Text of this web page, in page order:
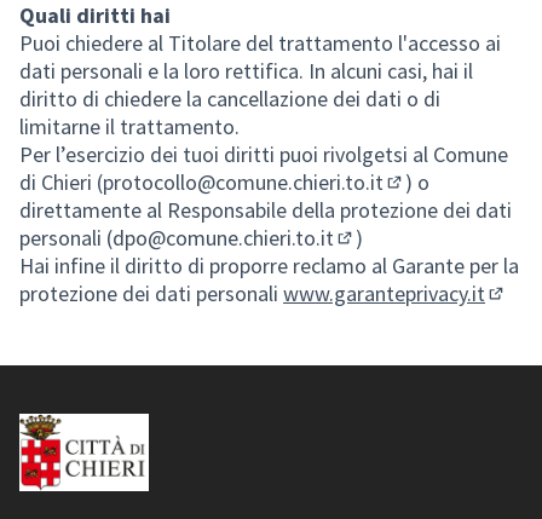
Quali diritti hai
Puoi chiedere al Titolare del trattamento l'accesso ai
dati personali e la loro rettifica. In alcuni casi, hai il
diritto di chiedere la cancellazione dei dati o di
limitarne il trattamento.
Per l’esercizio dei tuoi diritti puoi rivolgetsi al Comune
di Chieri (protocollo@comune.chieri.to.it
(Si apre in una
) o
direttamente al Responsabile della protezione dei dati
personali (dpo@comune.chieri.to.it
(Si apre in una nuova
)
Hai infine il diritto di proporre reclamo al Garante per la
protezione dei dati personali www.garanteprivacy.it